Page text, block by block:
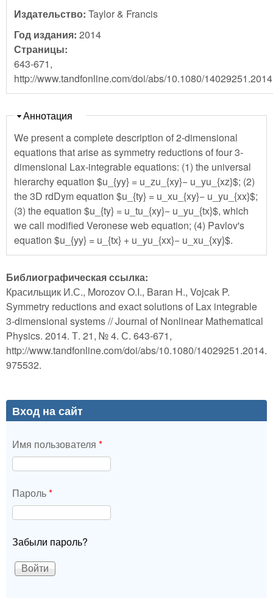
Издательство: Taylor & Francis
Год издания: 2014
Страницы:
643-671,
http://www.tandfonline.com/doi/abs/10.1080/
Скрыть
Аннотация
We present a complete description of 2-dimensional
equations that arise as symmetry reductions of four 3-
dimensional Lax-integrable equations: (1) the universal
hierarchy equation $u_{yy} = u_zu_{xy}− u_yu_{xz}$; (2)
the 3D rdDym equation $u_{ty} = u_xu_{xy}− u_yu_{xx}$;
(3) the equation $u_{ty} = u_tu_{xy}− u_yu_{tx}$, which
we call modified Veronese web equation; (4) Pavlov's
equation $u_{yy} = u_{tx} + u_yu_{xx}− u_xu_{xy}$.
Библиографическая ссылка:
Красильщик И.С., Morozov O.I., Baran H., Vojcak P.
Symmetry reductions and exact solutions of Lax integrable
3-dimensional systems // Journal of Nonlinear Mathematical
Physics. 2014. Т. 21, № 4. С. 643-671,
http://www.tandfonline.com/doi/abs/10.1080/14029251.2014.
975532.
Вход на сайт
Имя пользователя *
Пароль*
Забыли пароль?